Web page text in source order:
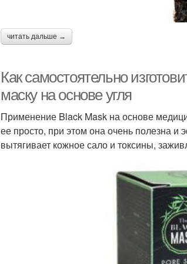
читать дальше →
Как самостоятельно
маску на основе угля
Применение Black Mask на основе
ее просто, при этом она очень полезна и
вытягивает кожное сало и токсины,